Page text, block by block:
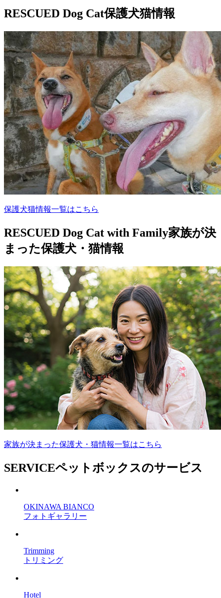
RESCUED Dog Cat保護犬猫情報
保護犬猫情報一覧はこちら
RESCUED Dog Cat with Family家族が決
まった保護犬・猫情報
家族が決まった保護犬・猫情報一覧はこちら
SERVICEペットボックスのサービス
OKINAWA BIANCO
フォトギャラリー
Trimming
トリミング
Hotel